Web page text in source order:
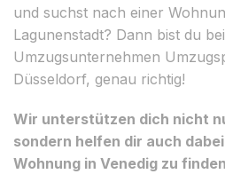
und suchst nach einer
Lagunenstadt? Dann bist du
Umzugsunternehmen
Düsseldorf, genau richtig!
Wir unterstützen dich nicht
sondern helfen dir auch
Wohnung in Venedig zu